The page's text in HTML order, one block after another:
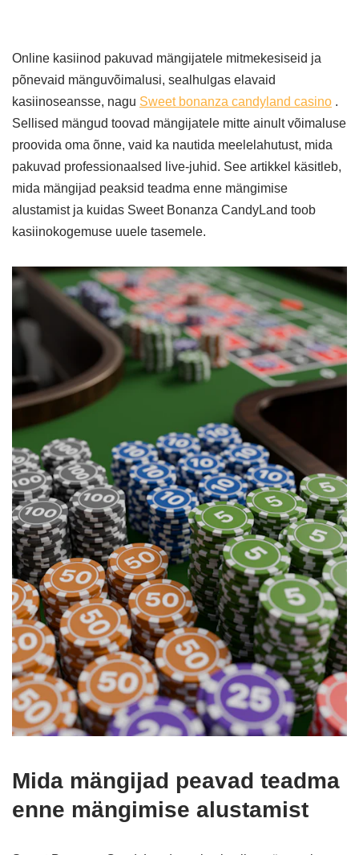
Online kasiinod pakuvad mängijatele mitmekesiseid ja
põnevaid mänguvõimalusi, sealhulgas elavaid
kasiinoseansse, nagu Sweet bonanza candyland casino .
Sellised mängud toovad mängijatele mitte ainult võimaluse
proovida oma õnne, vaid ka nautida meelelahutust, mida
pakuvad professionaalsed live-juhid. See artikkel käsitleb,
mida mängijad peaksid teadma enne mängimise
alustamist ja kuidas Sweet Bonanza CandyLand toob
kasiinokogemuse uuele tasemele.
Mida mängijad peavad teadma
enne mängimise alustamist